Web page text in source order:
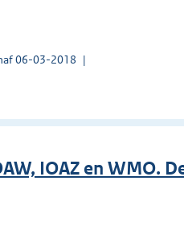
06-03-2018
IOAZ en WMO.